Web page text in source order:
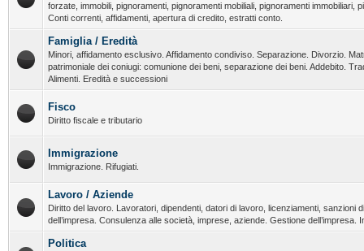
forzate, immobili, pignoramenti, pignoramenti mobiliali, pignoramenti immobiliari,
Conti correnti, affidamenti, apertura di credito, estratti conto.
Famiglia / Eredità
Minori, affidamento esclusivo. Affidamento condiviso. Separazione. Divorzio.
patrimoniale dei coniugi: comunione dei beni, separazione dei beni. Addebito.
Alimenti. Eredità e successioni
Fisco
Diritto fiscale e tributario
Immigrazione
Immigrazione. Rifugiati.
Lavoro / Aziende
Diritto del lavoro. Lavoratori, dipendenti, datori di lavoro, licenziamenti, sanzioni
dell’impresa. Consulenza alle società, imprese, aziende. Gestione dell’impresa.
Politica